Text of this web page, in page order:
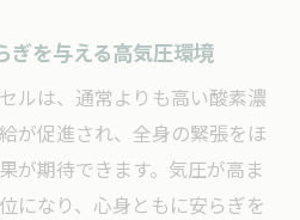
ぎを与える高気圧環境
ルは、通常よりも高い酸素濃
が促進され、全身の緊張をほ
が期待できます。気圧が高ま
になり、心身ともに安らぎを